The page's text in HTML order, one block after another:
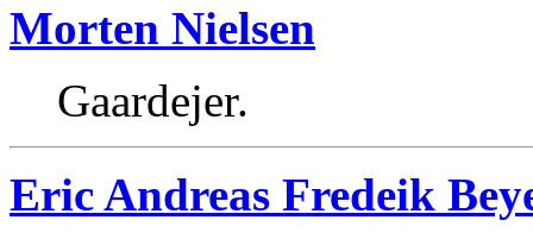
Morten Nielsen
Gaardejer.
Eric Andreas Fredeik